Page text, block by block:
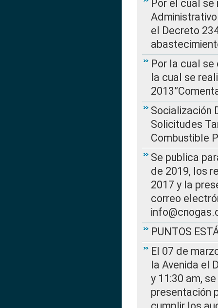
Por el cual
el Decreto
Por la cual se
la cual se
Socialización
Solicitudes
Combustible
Se publica
de 2019, los
2017 y la
correo
PUNTOS
El 07 de
la Avenida el
y 11:30 am,
presentación